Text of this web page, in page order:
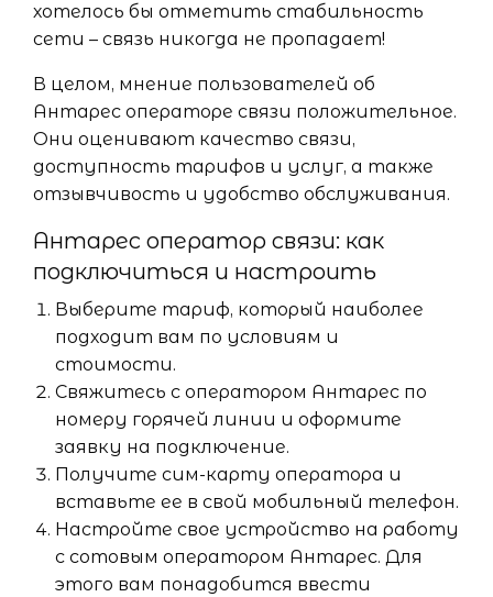
хотелось бы отметить стабильность
сети – связь никогда не пропадает!
В целом, мнение пользователей об
Антарес операторе связи положительное.
Они оценивают качество связи,
доступность тарифов и услуг, а также
отзывчивость и удобство обслуживания.
Антарес оператор связи: как
подключиться и настроить
Выберите тариф, который наиболее
подходит вам по условиям и
стоимости.
Свяжитесь с оператором Антарес по
номеру горячей линии и оформите
заявку на подключение.
Получите сим-карту оператора и
вставьте ее в свой мобильный телефон.
Настройте свое устройство на работу
с сотовым оператором Антарес. Для
этого вам понадобится ввести